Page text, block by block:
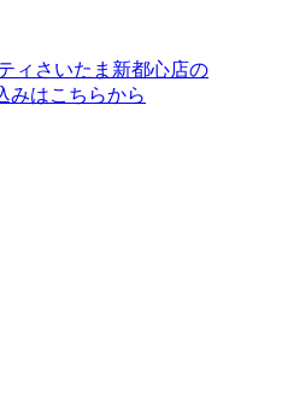
ィさいたま新都心店の
みはこちらから